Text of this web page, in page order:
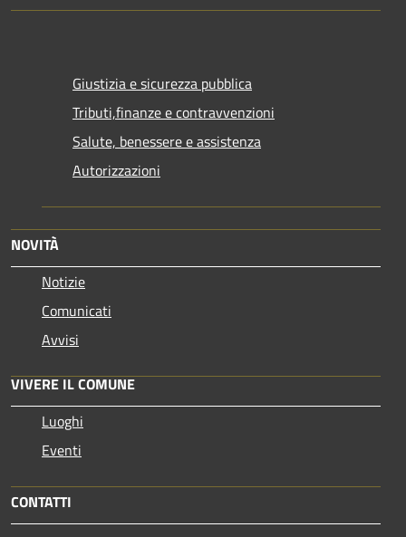
Giustizia e sicurezza pubblica
Tributi,finanze e contravvenzioni
Salute, benessere e assistenza
Autorizzazioni
NOVITÀ
Notizie
Comunicati
Avvisi
VIVERE IL COMUNE
Luoghi
Eventi
CONTATTI